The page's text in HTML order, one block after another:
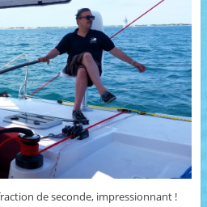
de seconde, impressionnant !